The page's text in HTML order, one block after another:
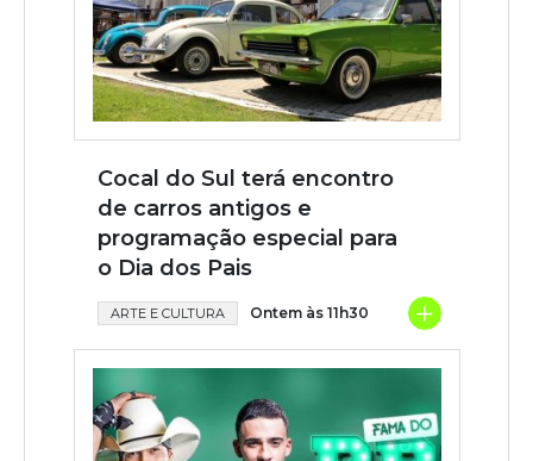
Cocal do Sul terá encontro
de carros antigos e
programação especial para
o Dia dos Pais
ARTE E CULTURA Ontem às 11h30 +